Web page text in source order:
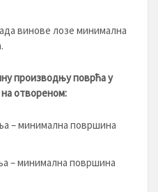
винове лозе минимална
производњу поврћа у
отвореном:
– минимална површина
– минимална површина